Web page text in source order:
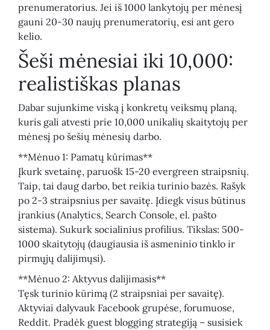
prenumeratorius. Jei iš 1000 lankytojų per mėnesį
gauni 20-30 naujų prenumeratorių, esi ant gero
kelio.
Šeši mėnesiai iki 10,000:
realistiškas planas
Dabar sujunkime viską į konkretų veiksmų planą,
kuris gali atvesti prie 10,000 unikalių skaitytojų per
mėnesį po šešių mėnesių darbo.
**Mėnuo 1: Pamatų kūrimas**
Įkurk svetainę, paruošk 15-20 evergreen straipsnių.
Taip, tai daug darbo, bet reikia turinio bazės. Rašyk
po 2-3 straipsnius per savaitę. Įdiegk visus būtinus
įrankius (Analytics, Search Console, el. pašto
sistema). Sukurk socialinius profilius. Tikslas: 500-
1000 skaitytojų (daugiausia iš asmeninio tinklo ir
pirmųjų dalijimųsi).
**Mėnuo 2: Aktyvus dalijimasis**
Tęsk turinio kūrimą (2 straipsniai per savaitę).
Aktyviai dalyvauk Facebook grupėse, forumuose,
Reddit. Pradėk guest blogging strategiją – susisiek